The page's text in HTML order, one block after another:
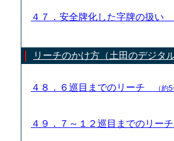
４７．安全牌化した字牌の扱い
リーチのかけ方（土田のデジタル
４８．６巡目までのリーチ （約
４９．７～１２巡目までのリー